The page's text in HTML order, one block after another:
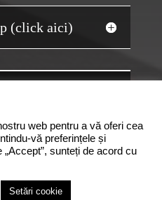
(click aici)
Auditorilor Financiari din
web pentru a vă oferi cea
vă preferințele și
sunteți de acord cu
Setări cookie